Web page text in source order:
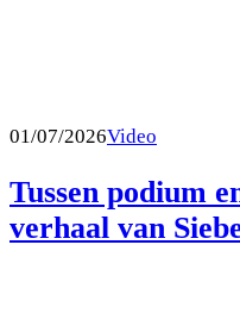
01/07/2026Video
Tussen podium
verhaal van